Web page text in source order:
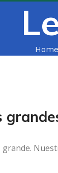
Home
grande.